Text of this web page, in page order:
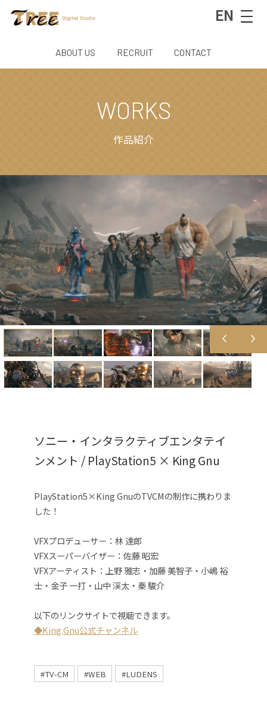
EN
ABOUT US RECRUIT CONTACT
WORKS
作品紹介
ソニー・インタラクティブエンタテイ
ンメント / PlayStation5 × King Gnu
PlayStation5×King GnuのTVCMの制作に携わりま
した！
VFXプロデューサー：林 達郎
VFXスーパーバイザー：佐藤 昭宏
VFXアーティスト：上野 雅志・加藤 美智子・小嶋 裕
士・金子 一打・山中 渓太・秦 駿介
以下のリンクサイトで視聴できます。
◆King Gnu公式チャンネル
#TV-CM #WEB #LUDENS